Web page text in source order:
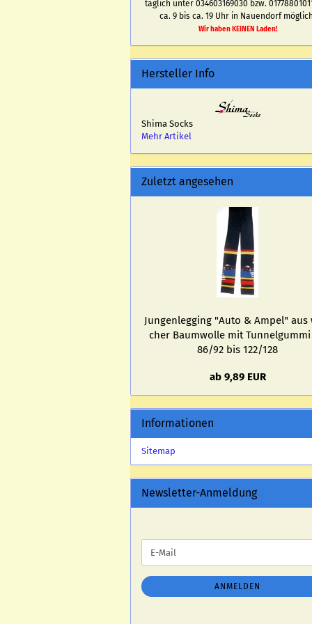
täglich unter 034603169030 bzw.
ca. 9 bis ca. 19 Uhr in Nauendorf
Wir haben KEINEN Laden!
Hersteller Info
Shima Socks
Mehr Artikel
Zuletzt angesehen
Jun­gen­leg­ging "Auto & Ampel"
cher Baum­wol­le mit Tun­nel­gum­mi
86/92 bis 122/128
ab 9,89 EUR
Informationen
Sitemap
Newsletter-Anmeldung
ZUR
ANMELDUNG
E-
Mail
ANMELDEN